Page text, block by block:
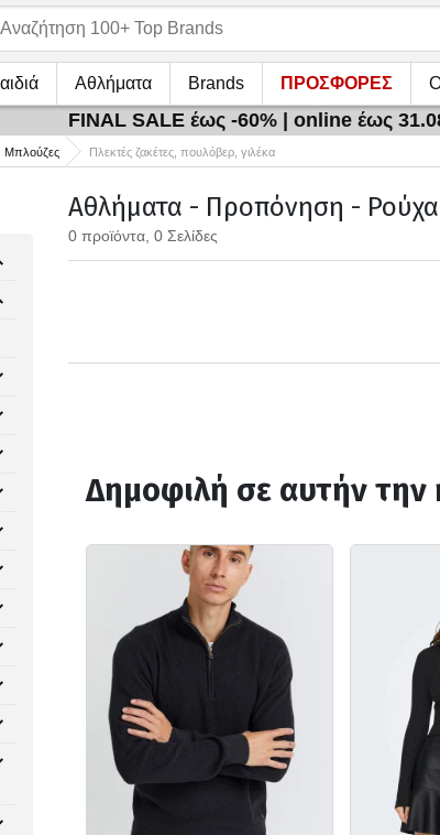
Αθλήματα Brands ΠΡΟΣΦΟΡΕΣ
FINAL SALE έως -60% | online έως
Μπλούζες Πλεκτές ζακέτες, πουλόβερ, γιλέκα
Αθλήματα - Προπόνηση - Ρούχα
0 προϊόντα, 0 Σελίδες
Δημοφιλή σε αυτήν την